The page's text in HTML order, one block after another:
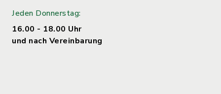
Jeden Donnerstag:
16.00 - 18.00 Uhr
und nach Vereinbarung